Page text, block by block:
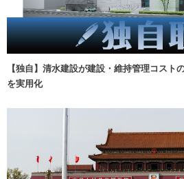
【独自】清水建設が建設・維持管理コスト
を実用化